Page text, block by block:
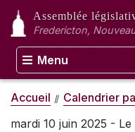
Assemblée
Fredericton,
Menu
Accueil
Calendrier
mardi 10 juin 2025 -